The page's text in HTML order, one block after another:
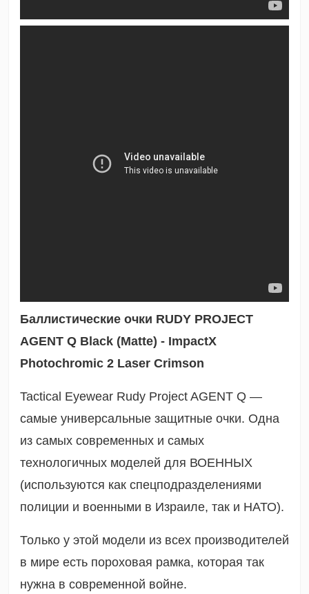
Баллистические очки RUDY PROJECT
AGENT Q Black (Matte) - ImpactX
Photochromic 2 Laser Crimson
Tactical Eyewear Rudy Project AGENT Q —
самые универсальные защитные очки. Одна
из самых современных и самых
технологичных моделей для ВОЕННЫХ
(используются как спецподразделениями
полиции и военными в Израиле, так и НАТО).
Только у этой модели из всех производителей
в мире есть пороховая рамка, которая так
нужна в современной войне.